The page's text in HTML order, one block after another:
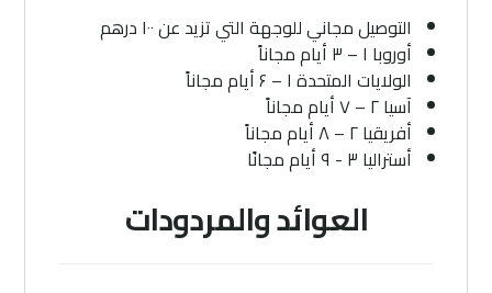
التوصيل مجاني للوجهة التي تزيد عن ۱۰۰ درهم
أوروبا ۱ – ۳ أيام مجاناً
الولايات المتحدة ۱ – ۶ أيام مجاناً
آسيا ۲ – ۷ أيام مجاناً
أفريقيا ۲ – ۸ أيام مجاناً
أستراليا ۳ - ۹ أيام مجانًا
العوائد والمردودات